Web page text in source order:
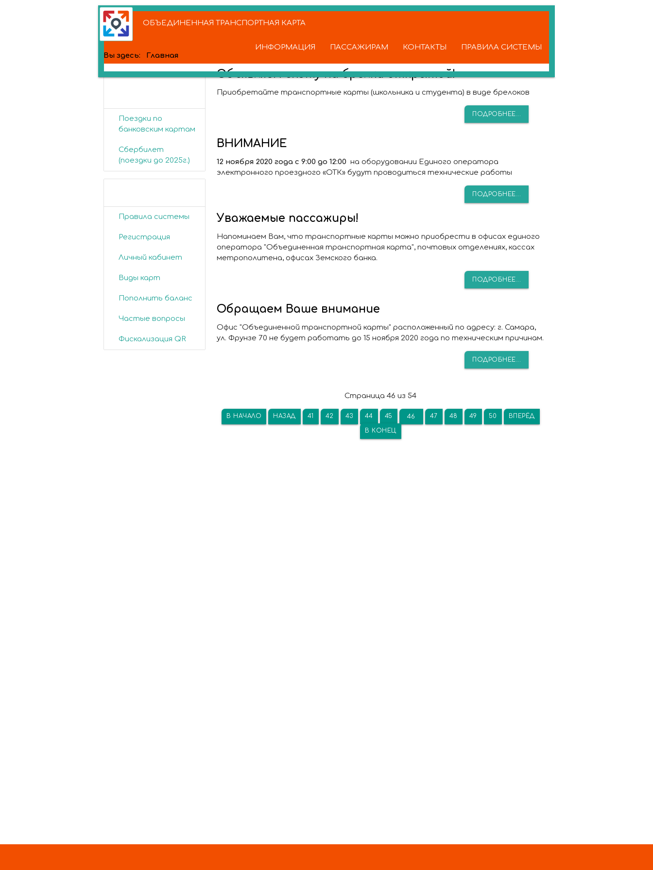
ОБЪЕДИНЕННАЯ ТРАНСПОРТНАЯ КАРТА
ИНФОРМАЦИЯ ПАССАЖИРАМ КОНТАКТЫ
ПРАВИЛА СИСТЕМЫ
Вы здесь: Главная
Поездки по
банковским картам
Сбербилет
(поездки до 2025г.)
Правила системы
Регистрация
Личный кабинет
Виды карт
Пополнить баланс
Частые вопросы
Фискализация QR
Объявляем охоту на брелки открытой!
Приобретайте транспортные карты (школьника и студента) в виде брелоков
ПОДРОБНЕЕ...
ВНИМАНИЕ
12 ноября 2020 года с 9:00 до 12:00на оборудовании Единого оператора
электронного проездного «ОТК» будут проводиться технические работы
ПОДРОБНЕЕ...
Уважаемые пассажиры!
Напоминаем Вам, что транспортные карты можно приобрести в офисах единого
оператора "Объединенная транспортная карта", почтовых отделениях, кассах
метрополитена, офисах Земского банка.
ПОДРОБНЕЕ...
Обращаем Ваше внимание
Офис "Объединенной транспортной карты" расположенный по адресу: г. Самара,
ул. Фрунзе 70 не будет работать до 15 ноября 2020 года по техническим причинам.
ПОДРОБНЕЕ...
Страница 46 из 54
В НАЧАЛО НАЗАД 41 42 43 44 45 46 47 48 49 50 ВПЕРЁД
В КОНЕЦ